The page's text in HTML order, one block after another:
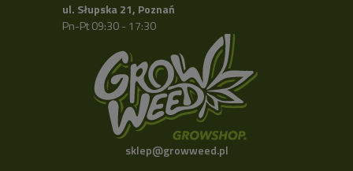
ul. Słupska 21, Poznań
Pn-Pt 09:30 - 17:30
sklep@growweed.pl